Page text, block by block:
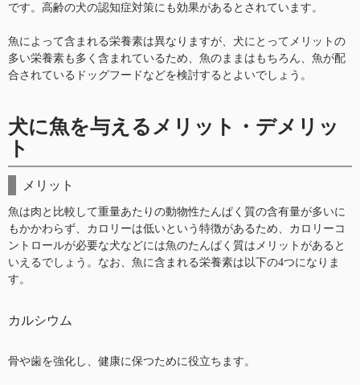
です。高齢の犬の認知症対策にも効果があるとされています。
魚によって含まれる栄養素は異なりますが、犬にとってメリットの
多い栄養素も多く含まれているため、魚のままはもちろん、魚が配
合されているドッグフードなどを検討するとよいでしょう。
犬に魚を与えるメリット・デメリッ
ト
メリット
魚は肉と比較して重量あたりの動物性たんぱく質の含有量が多いに
もかかわらず、カロリーは低いという特徴があるため、カロリーコ
ントロールが必要な犬などには魚のたんぱく質はメリットがあると
いえるでしょう。なお、魚に含まれる栄養素は以下の4つになりま
す。
カルシウム
骨や歯を強化し、健康に保つために役立ちます。